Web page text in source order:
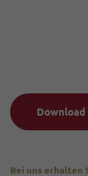
Bei uns erhalten